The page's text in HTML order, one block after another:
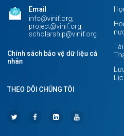
Email
info@vinif.org;
project@vinif.org;
scholarship@vinif.org
Chính sách bảo vệ dữ liệu cá
nhân
THEO DÕI CHÚNG TÔI